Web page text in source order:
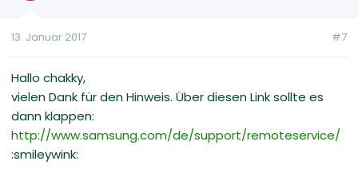
13. Januar 2017 #7
Hallo chakky,
vielen Dank für den Hinweis. Über diesen Link sollte es
dann klappen:
http://www.samsung.com/de/support/remoteservice/
:smileywink: